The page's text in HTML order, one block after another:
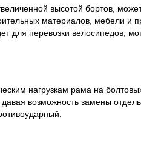
высотой бортов,
материалов, мебели и
для перевозки велосипедов,
нагрузкам рама на
давая возможность замены